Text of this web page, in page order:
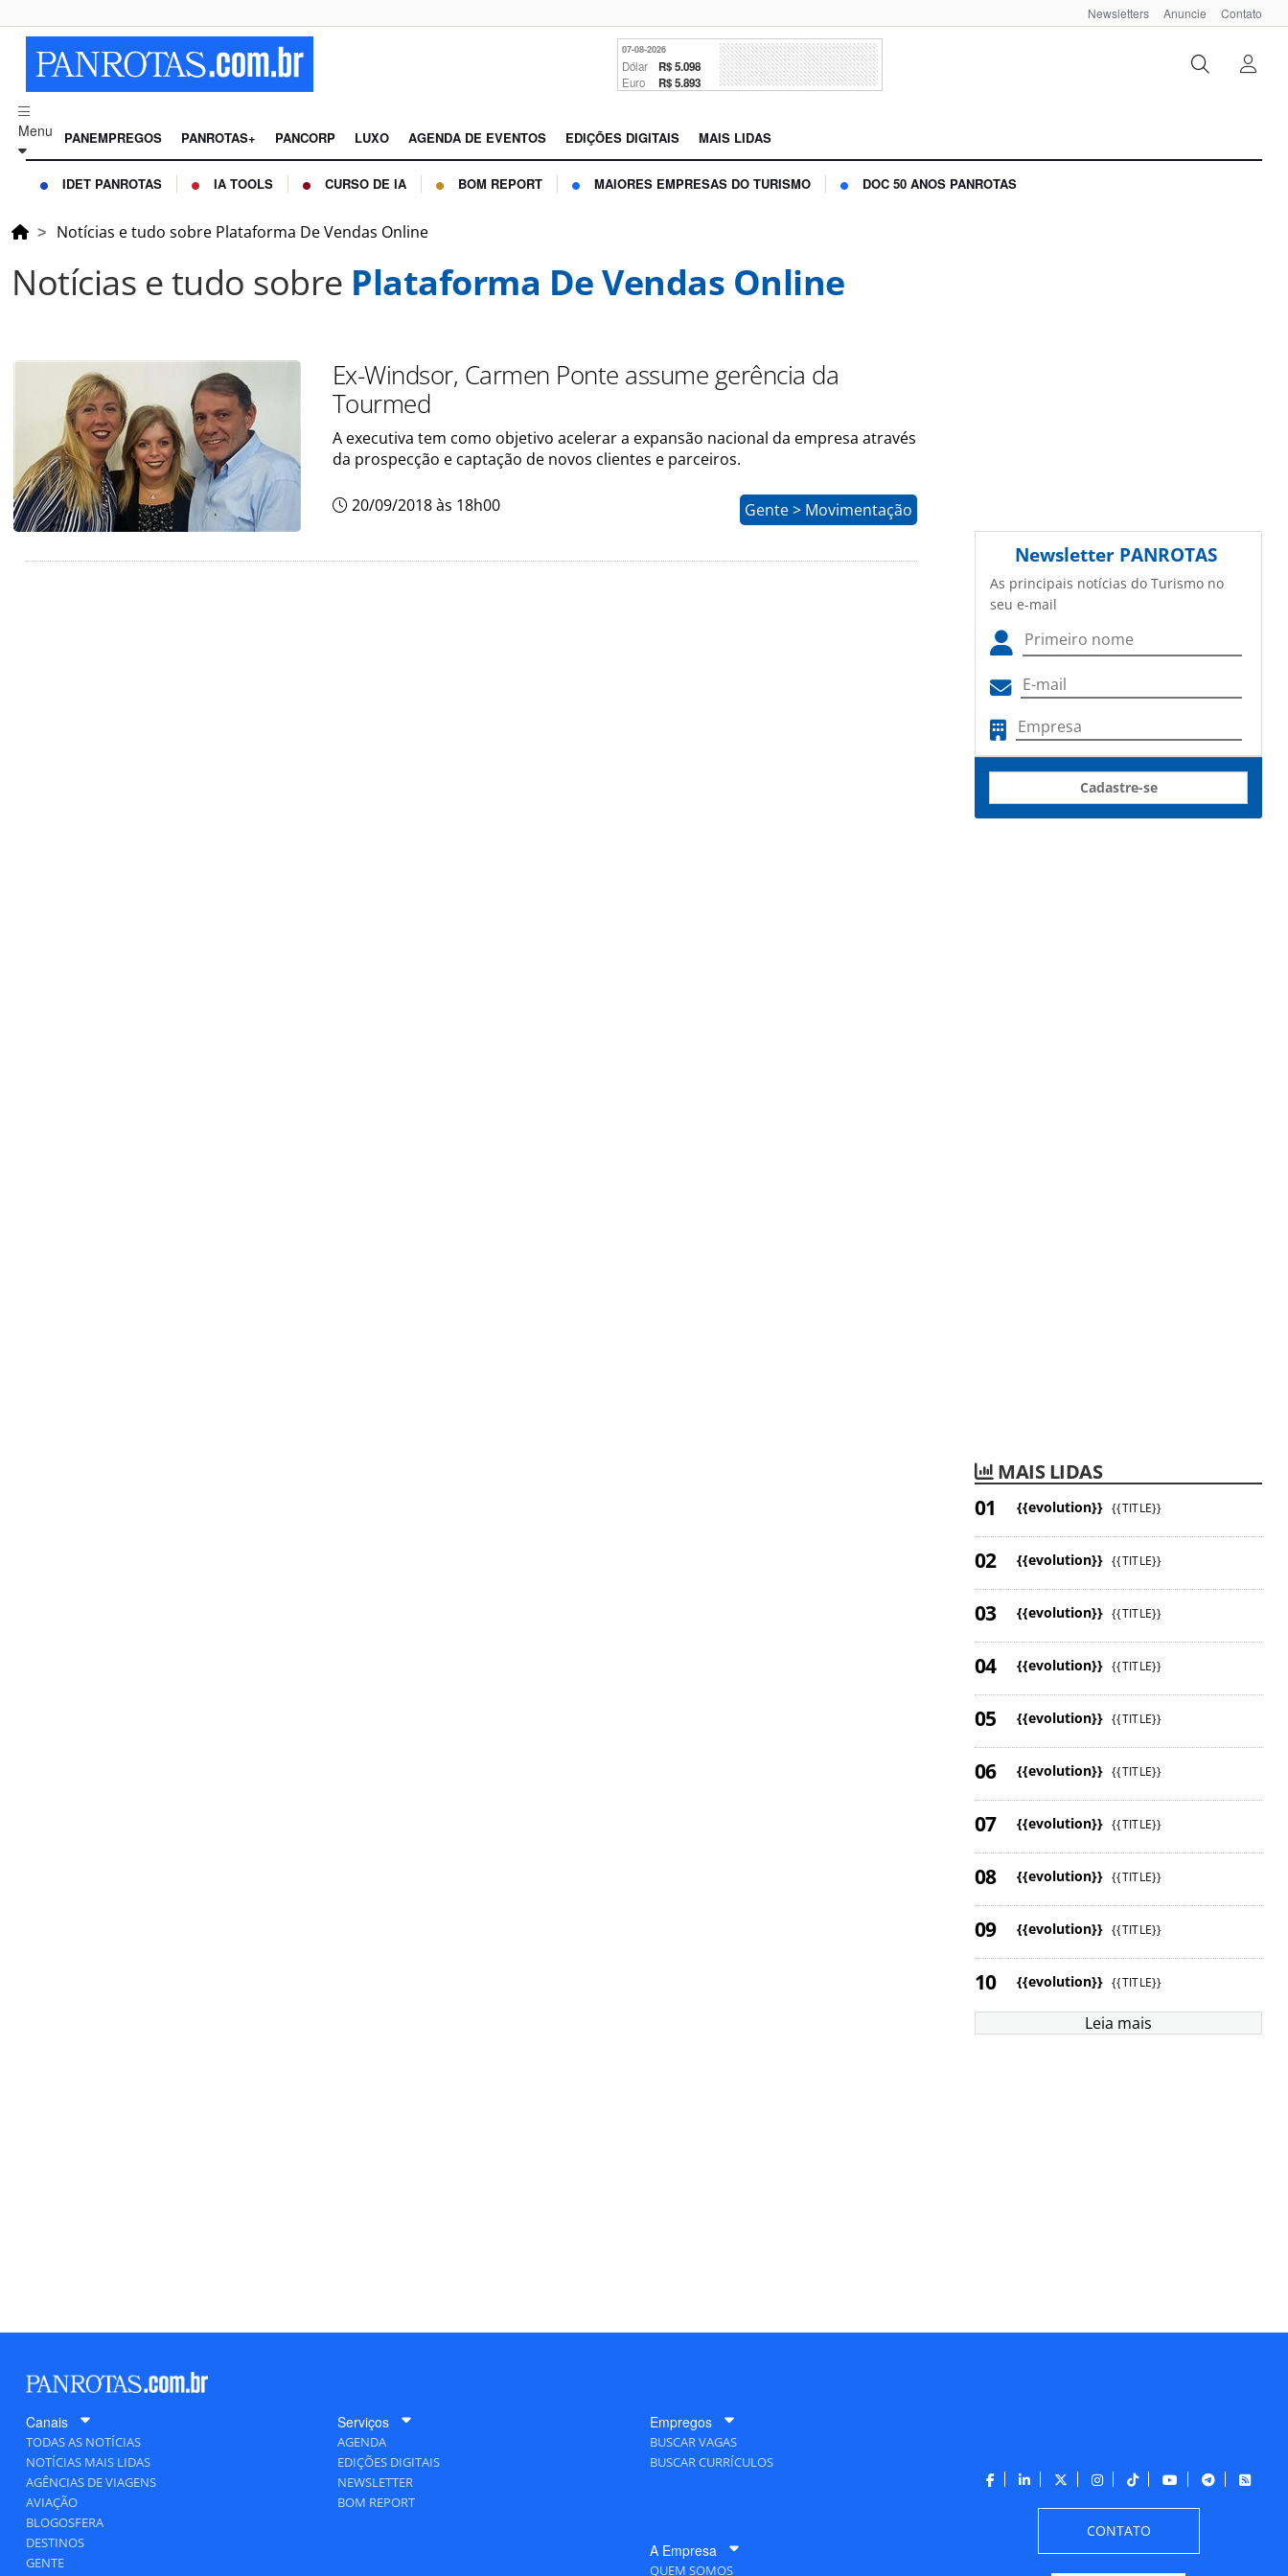
Newsletters Anuncie Contato
07-08-2026
Dólar R$ 5.098
Euro R$ 5.893
Menu PANEMPREGOS PANROTAS+ PANCORP LUXO AGENDA DE EVENTOS EDIÇÕES DIGITAIS MAIS LIDAS
IDET PANROTAS IA TOOLS CURSO DE IA BOM REPORT MAIORES EMPRESAS DO TURISMO DOC 50 ANOS PANROTAS
Notícias e tudo sobre Plataforma De Vendas Online
Notícias e tudo sobre Plataforma De Vendas Online
Ex-Windsor, Carmen Ponte assume gerência da
Tourmed
A executiva tem como objetivo acelerar a expansão nacional da empresa através
da prospecção e captação de novos clientes e parceiros.
20/09/2018 às 18h00 Gente > Movimentação
Newsletter PANROTAS
As principais notícias do Turismo no
seu e-mail
Cadastre-se
MAIS LIDAS
{{evolution}} {{TITLE}}
{{evolution}} {{TITLE}}
{{evolution}} {{TITLE}}
{{evolution}} {{TITLE}}
{{evolution}} {{TITLE}}
{{evolution}} {{TITLE}}
{{evolution}} {{TITLE}}
{{evolution}} {{TITLE}}
{{evolution}} {{TITLE}}
{{evolution}} {{TITLE}}
Leia mais
Canais
TODAS AS NOTÍCIAS
NOTÍCIAS MAIS LIDAS
AGÊNCIAS DE VIAGENS
AVIAÇÃO
BLOGOSFERA
DESTINOS
GENTE
Serviços
AGENDA
EDIÇÕES DIGITAIS
NEWSLETTER
BOM REPORT
Empregos
BUSCAR VAGAS
BUSCAR CURRÍCULOS
A Empresa
QUEM SOMOS
CONTATO